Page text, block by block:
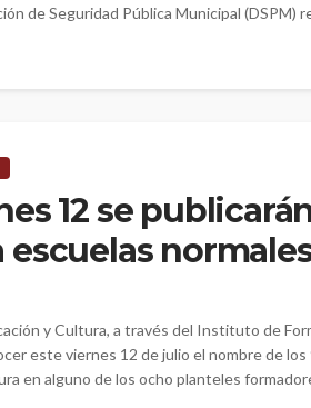
de Seguridad Pública Municipal (DSPM)
12 se
escuelas
y Cultura, a través del Instituto de
este viernes 12 de julio el nombre de
en alguno de los ocho planteles